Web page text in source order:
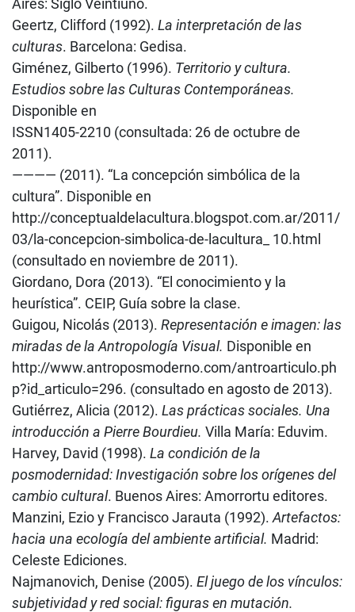
Geertz, Clifford (1992). La interpretación de las
culturas. Barcelona: Gedisa.
Giménez, Gilberto (1996). Territorio y cultura.
Estudios sobre las Culturas Contemporáneas.
Disponible en
ISSN1405-2210 (consultada: 26 de octubre de
2011).
———— (2011). “La concepción simbólica de la
cultura”. Disponible en
http://conceptualdelacultura.blogspot.com.ar/2011/
03/la-concepcion-simbolica-de-lacultura_ 10.html
(consultado en noviembre de 2011).
Giordano, Dora (2013). “El conocimiento y la
heurística”. CEIP, Guía sobre la clase.
Guigou, Nicolás (2013). Representación e imagen: las
miradas de la Antropología Visual. Disponible en
http://www.antroposmoderno.com/antroarticulo.ph
p?id_articulo=296. (consultado en agosto de 2013).
Gutiérrez, Alicia (2012). Las prácticas sociales. Una
introducción a Pierre Bourdieu. Villa María: Eduvim.
Harvey, David (1998). La condición de la
posmodernidad: Investigación sobre los orígenes del
cambio cultural. Buenos Aires: Amorrortu editores.
Manzini, Ezio y Francisco Jarauta (1992). Artefactos:
hacia una ecología del ambiente artificial. Madrid:
Celeste Ediciones.
Najmanovich, Denise (2005). El juego de los vínculos:
subjetividad y red social: figuras en mutación.